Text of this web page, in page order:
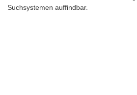
Suchsystemen auffindbar.